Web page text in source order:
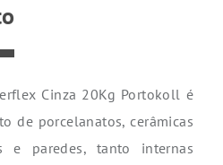
Cinza 20Kg Portokoll é
de porcelanatos, cerâmicas
e paredes, tanto internas